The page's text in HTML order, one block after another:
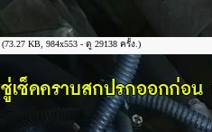
(73.27 KB, 984x553 - ดู 29138 ครั้ง.)